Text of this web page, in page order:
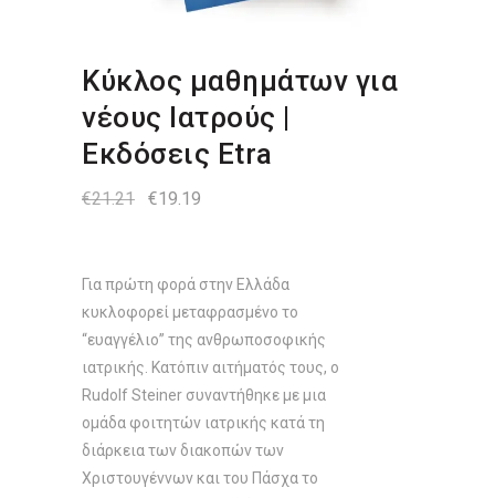
Κύκλος μαθημάτων για
νέους Ιατρούς |
Εκδόσεις Etra
€21.21
Original
€19.19
Για πρώτη φορά στην Ελλάδα
κυκλοφορεί μεταφρασμένο το
“ευαγγέλιο” της ανθρωποσοφικής
ιατρικής. Κατόπιν αιτήματός τους, ο
Rudolf Steiner συναντήθηκε με μια
ομάδα φοιτητών ιατρικής κατά τη
διάρκεια των διακοπών των
Χριστουγέννων και του Πάσχα το